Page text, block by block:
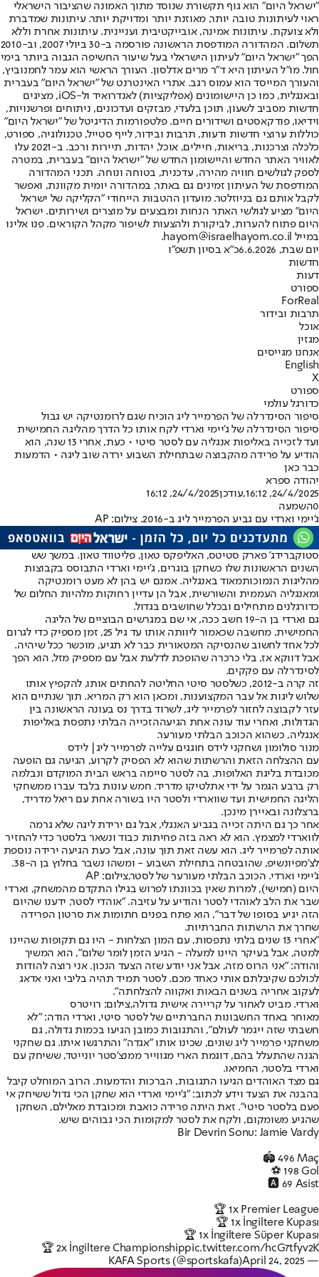
"ישראל היום" הוא גוף תקשורת שנוסד מתוך האמונה שהציבור הישראלי
ראוי לעיתונות טובה יותר, מאוזנת יותר ומדויקת יותר. עיתונות שמדברת
ולא צועקת. עיתונות אמינה, אובייקטיבית ועניינית. עיתונות אחרת וללא
תשלום. המהדורה המודפסת הראשונה פורסמה ב-30 ביולי 2007, וב-2010
הפך "ישראל היום" לעיתון הישראלי בעל שיעור החשיפה הגבוה ביותר בימי
חול. מו"ל העיתון היא ד"ר מרים אדלסון. העורך הראשי הוא עמר לחמנוביץ,
והעורך המייסד הוא עמוס רגב. אתרי האינטרנט של "ישראל היום" בעברית
ובאנגלית, כמו כן היישומונים (אפליקציות) לאנדרואיד ול-iOS, מציגים
חדשות מסביב לשעון, תוכן בלעדי, מבזקים ועדכונים, ניתוחים ופרשנויות,
וידיאו, פודקאסטים ושידורים חיים. פלטפורמות הדיגיטל של "ישראל היום"
כוללות ערוצי חדשות ודעות, תרבות ובידור, לייף סטייל, טכנולוגיה, ספורט,
כלכלה וצרכנות, בריאות, חיילים, אוכל, יהדות, תיירות ורכב. ב-2021 עלו
לאוויר האתר החדש והיישומון החדש של "ישראל היום" בעברית, במטרה
לספק לגולשים חוויה מהירה, עדכנית, בטוחה ונוחה. תכני המהדורה
המודפסת של העיתון זמינים גם באתר, במהדורה יומית מקוונת, ואפשר
לקבל אותם גם בניוזלטר. מועדון ההטבות הייחודי "הקליקה של ישראל
היום" מציע לגולשי האתר הנחות ומבצעים על מוצרים ושירותים. ישראל
היום פתוח להערות, לביקורת ולהצעות לשיפור מקהל הקוראים. פנו אלינו
במייל hayom@israelhayom.co.il.
יום שבת, 6.6.2026
כ"א בסיון תשפ"ו
חדשות
דעות
ספורט
ForReal
תרבות ובידור
אוכל
מגזין
אנחנו מגייסים
English
X
ספורט
כדורגל עולמי
סיפור הסינדרלה של הפרמייר ליג הוכיח שגם לרומנטיקה יש גבול
סיפור הסינדרלה של ג'יימי וארדי לקח אותו כל הדרך מהליגה החמישית
ועד לזכייה באליפות אנגליה עם לסטר סיטי • כעת, אחרי 13 שנה, הוא
הודיע על פרידה מהקבוצה שבתחילת השבוע ירדה שוב ליגה • הדמעות
כבר כאן
יהודה ספרא
24/4/2025, 16:12
,עודכן24/4/2025, 16:12
0השמעה
ג'יימי וארדי עם גביע הפרמייר ליג ב-2016. צילום: AP
סטוקברידג' פארק סטיטס, האליפקס טאון, פליטווד טאון. במשך שש
השנים הראשונות שלו כשחקן בוגרים, ג'יימי וארדי התבוסס בקבוצות
מהליגות הנמוכותמאוד באנגליה. אמנם יש בהן לא מעט רומנטיקה
ומאנגליה העממית והשורשית, אבל הן עדיין רחוקות מלהיות החלום של
כדורגלנים מתחילים ובכלל שחושבים בגדול.
גם וארדי בן ה-19 חשב ככה, אי שם במגרשים הבוציים של הליגה
החמישית, מחשבה שכאמור ליוותה אותו עד גיל 25, זמן מספיק כדי לגרום
לכל אחד לחשוב שהנסיקה המטאורית כבר לא תגיע, מוכשר ככל שיהיה.
אבל דווקא אז, בלי כרכרה שהופכת לדלעת אבל עם מספיק מזל, הוא הפך
לסינדרלה עם פקקים.
זה קרה ב-2012, כשלסטר סיטי החליטה להחתים אותו, להקפיץ אותו
שלוש ליגות אל עבר המקצוענות, ומכאן הוא רק המריא. תוך שנתיים הוא
עזר לקבוצה לחזור לפרמייר ליג, לשרוד בדרך נס בעונה הראשונה בין
הגדולות, ואחרי עוד עונה אחת הגיעההזכייה הבלתי נתפסת באליפות
אנגליה, כשהוא הכוכב הבלתי מעורער.
מנור סולומון ושחקני לידס חוגגים עלייה לפרמייר ליג| לידס
עם ההצלחה הזאת והרשתות שהוא לא הפסיק לקרוע, הגיעה גם הופעה
מכובדת בליגת האלופות, בה לסטר סיימה בראש הבית המוקדם ונבלמה
רק ברבע הגמר על ידי אתלטיקו מדריד. חמש עונות בלבד עברו ממשחקי
הליגה החמישית ועד שווארדי ולסטר היו בשורה אחת עם ריאל מדריד,
ברצלונה ובאיירן מינכן.
אחר כך גם היתה זכייה בגביע האנגלי, אבל גם ירידת ליגה שלא גרמה
לווארדי למצמץ. הוא לא ראה בזה פחיתות כבוד ונשאר בלסטר כדי להחזיר
אותה לפרמייר ליג. הוא עשה זאת תוך עונה, אבל כעת הגיעה ירידה נוספת
לצ'מפיונשיפ, שהובטחה בתחילת השבוע - ומשהו נשבר בחלוץ בן ה-38.
ג'יימי וארדי. הכוכב הבלתי מעורער של לסטר,צילום: AP
היום (חמישי), למרות שאין בכוונתו לפרוש בגילו התקדם מהמשחק, וארדי
שבר את הלב לאוהדי לסטר והודיע על עזיבה. "אוהדי לסטר, ידענו שהיום
הזה יגיע בסופו של דבר", הוא פתח בפנים חתומות את סרטון הפרידה
שחרך את הרשתות החברתיות.
"אחרי 13 שנים בלתי נתפסות, עם המון הצלחות - היו גם תקופות שהיינו
למטה, אבל בעיקר היינו למעלה - הגיע הזמן לומר שלום", הוא המשיך
והודה: "אני הרוס מזה, אבל אני יודע שזה הצעד הנכון. אני רוצה להודות
לכולכם שקיבלתם אותי כאחד מכם. לסטר תמיד תהיה בליבי ואני אדאג
לעקוב אחריה בשנים הבאות ואקווה להצלחתה".
וארדי. מביט לאחור על קריירה אישית גדולה,צילום: רויטרס
מאוחר באחד החשבונות החברתיים של לסטר סיטי, וארדי הודה: "לא
חשבתי שזה ייגמר לעולם", והתגובות כמובן הגיעו בכמות גדולה, גם
משחקני פרמייר ליג שונים, שכינו אותו "אגדה" והתרגשו איתו. גם שחקני
הגנה שהתעלל בהם, דוגמת הארי מגווייר ממנצ'סטר יונייטד, ששיחק עם
וארדי בלסטר, החמיאו.
גם מצד האוהדים הגיעו התגובות, הברכות והדמעות. הרוב המוחלט קיבל
בהבנה את הצעד וידע לכתוב: "ג'יימי וארדי הוא שחקן הכי גדול ששיחק אי
פעם בלסטר סיטי". זאת היתה פרידה כואבת ומכובדת מאלילם, השחקן
שהגיע משומקום, ולקח את לסטר למקומות הכי גבוהים שיש.
Bir Devrin Sonu: Jamie Vardy
🏟️ 496 Maç
⚽️ 198 Gol
🅰️ 69 Asist
🏆 1x Premier League
🏆 1x İngiltere Kupası
🏆 1x İngiltere Süper Kupası
🏆 2x İngiltere Championshippic.twitter.com/hcG7tfyv2K
— KAFA Sports (@sportskafa)
April 24, 2025